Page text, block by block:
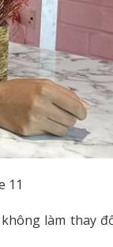
11
làm thay